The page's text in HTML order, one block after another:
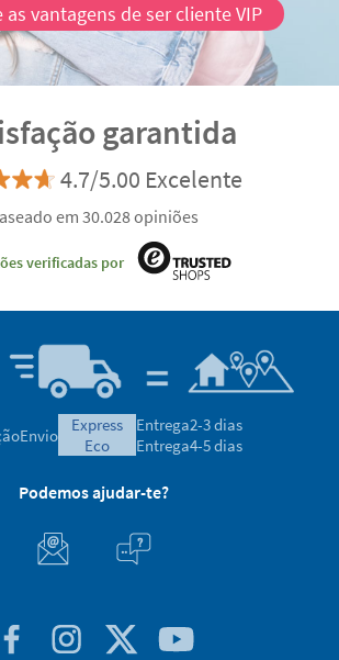
as vantagens de ser cliente VIP
garantida
4.7/5.00 Excelente
em 30.028 opiniões
verificadas por
Envio
express
eco
Entrega2-3 dias
Entrega4-5 dias
Podemos ajudar-te?